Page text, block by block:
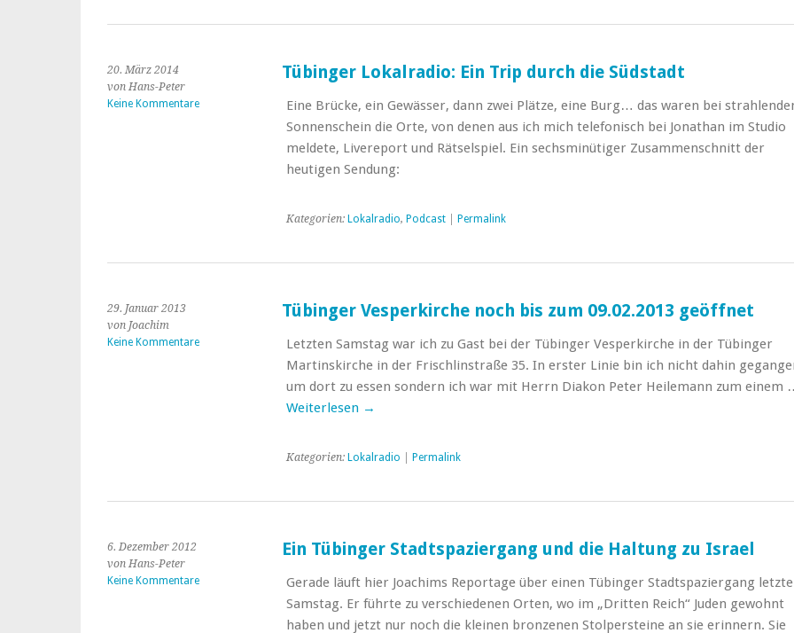
20. März 2014
von Hans-Peter
Keine Kommentare
Tübinger Lokalradio: Ein Trip durch die Südstadt
Eine Brücke, ein Gewässer, dann zwei Plätze, eine Burg… das waren bei
Sonnenschein die Orte, von denen aus ich mich telefonisch bei Jonathan im Studio
meldete, Livereport und Rätselspiel. Ein sechsminütiger Zusammenschnitt der
heutigen Sendung:
Kategorien: Lokalradio, Podcast Permalink
29. Januar 2013
von Joachim
Keine Kommentare
Tübinger Vesperkirche noch bis zum 09.02.2013 geöffnet
Letzten Samstag war ich zu Gast bei der Tübinger Vesperkirche in der Tübinger
Martinskirche in der Frischlinstraße 35. In erster Linie bin ich nicht dahin
um dort zu essen sondern ich war mit Herrn Diakon Peter Heilemann zum einem
Weiterlesen →
Kategorien: Lokalradio Permalink
6. Dezember 2012
von Hans-Peter
Keine Kommentare
Ein Tübinger Stadtspaziergang und die Haltung zu Israel
Gerade läuft hier Joachims Reportage über einen Tübinger Stadtspaziergang
Samstag. Er führte zu verschiedenen Orten, wo im „Dritten Reich“ Juden gewohnt
haben und jetzt nur noch die kleinen bronzenen Stolpersteine an sie erinnern. Sie